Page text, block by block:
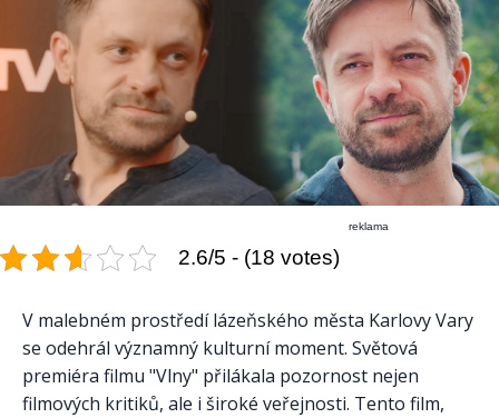
reklama
2.6/5 - (18 votes)
V malebném prostředí lázeňského města Karlovy Vary
se odehrál významný kulturní moment. Světová
premiéra filmu "Vlny" přilákala pozornost nejen
filmových kritiků, ale i široké veřejnosti. Tento film,